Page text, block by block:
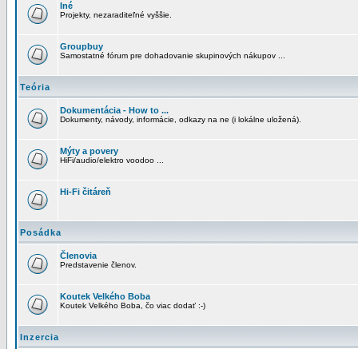
Iné
Projekty, nezaraditeľné vyššie.
Groupbuy
Samostatné fórum pre dohadovanie skupinových nákupov ...
Teória
Dokumentácia - How to ...
Dokumenty, návody, informácie, odkazy na ne (i lokálne uložená).
Mýty a povery
HiFi/audio/elektro voodoo ...
Hi-Fi čitáreň
Posádka
Členovia
Predstavenie členov.
Koutek Velkého Boba
Koutek Velkého Boba, čo viac dodať :-)
Inzercia